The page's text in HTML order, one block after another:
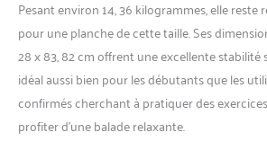
Pesant environ 14, 36 kilogrammes, elle reste
pour une planche de cette taille. Ses
28 x 83, 82 cm offrent une excellente stabilité
idéal aussi bien pour les débutants que les
confirmés cherchant à pratiquer des
profiter d’une balade relaxante.